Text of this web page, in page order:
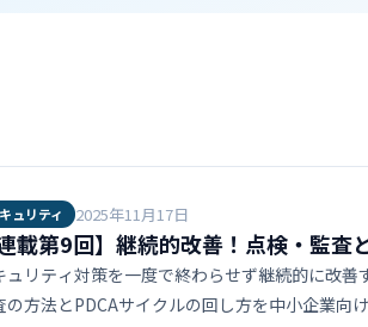
ュリティ 2025年11月17日
連載第9回】継続的改善！点検・監査
ュリティ対策を一度で終わらせず継続的に改善
の方法とPDCAサイクルの回し方を中小企業向け